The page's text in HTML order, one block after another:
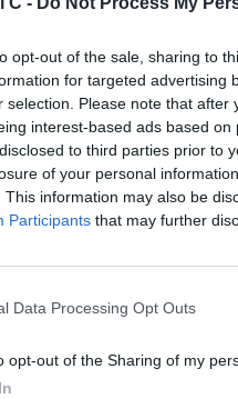
opt-out of the sale, sharing to
for targeted advertising
selection. Please note that
interest-based ads based
to third parties prior to
of your personal
This information may also be
Participants that may further
Data Processing Opt Outs
opt-out of the Sharing of my
Union Brescia 20.00
Ravenna 20.00